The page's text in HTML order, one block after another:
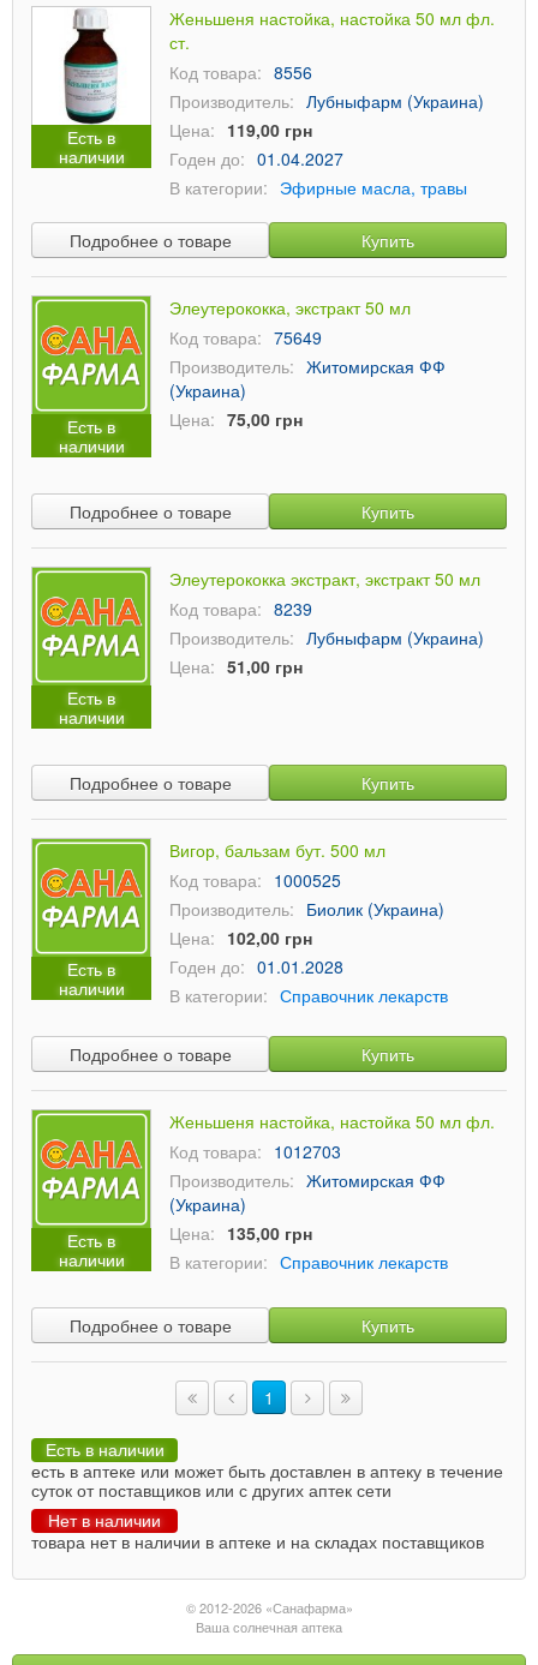
Есть в
наличии
Женьшеня настойка, настойка 50 мл фл.
ст.
Код товара: 8556
Производитель: Лубныфарм (Украина)
Цена: 119,00 грн
Годен до: 01.04.2027
В категории: Эфирные масла, травы
Подробнее о товаре Купить
Есть в
наличии
Элеутерококка, экстракт 50 мл
Код товара: 75649
Производитель: Житомирская ФФ
(Украина)
Цена: 75,00 грн
Подробнее о товаре Купить
Есть в
наличии
Элеутерококка экстракт, экстракт 50 мл
Код товара: 8239
Производитель: Лубныфарм (Украина)
Цена: 51,00 грн
Подробнее о товаре Купить
Есть в
наличии
Вигор, бальзам бут. 500 мл
Код товара: 1000525
Производитель: Биолик (Украина)
Цена: 102,00 грн
Годен до: 01.01.2028
В категории: Справочник лекарств
Подробнее о товаре Купить
Есть в
наличии
Женьшеня настойка, настойка 50 мл фл.
Код товара: 1012703
Производитель: Житомирская ФФ
(Украина)
Цена: 135,00 грн
В категории: Справочник лекарств
Подробнее о товаре Купить
1
Есть в наличии
есть в аптеке или может быть доставлен в аптеку в течение
суток от поставщиков или с других аптек сети
Нет в наличии
товара нет в наличии в аптеке и на складах поставщиков
© 2012-2026 «Санафарма»
Ваша солнечная аптека